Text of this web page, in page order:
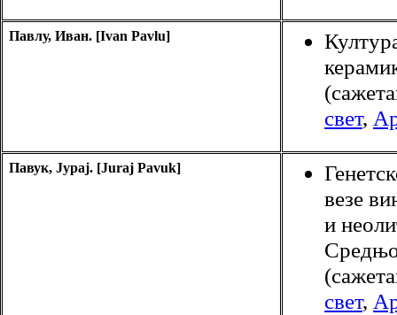
Павлу, Иван. [Ivan Pavlu]
свет,
Павук, Јурај. [Juraj Pavuk]
везе
и
свет,